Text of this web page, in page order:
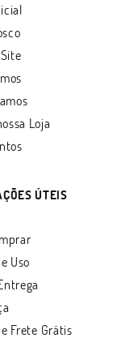
Loja
ÚTEIS
Uso
Frete Grátis